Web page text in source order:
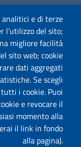
e di terze
l’utilizzo del sito;
migliore facilità
sito web; cookie
dati aggregati
Se scegli
i cookie. Puoi
e revocare il
momento alla
il link in fondo
alla pagina).